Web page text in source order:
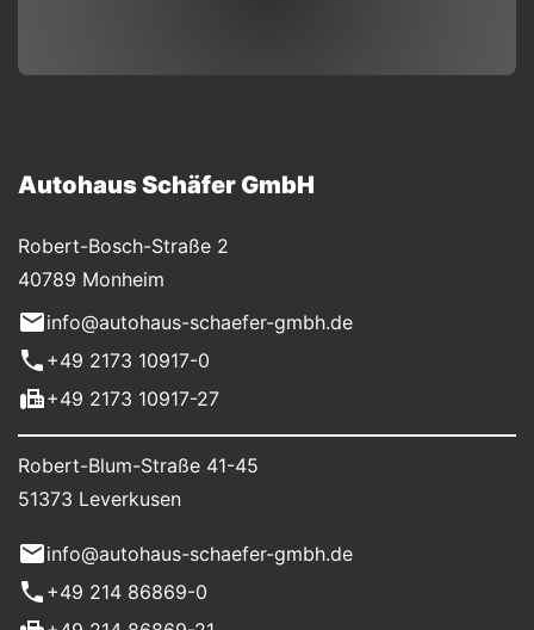
Autohaus Schäfer GmbH
Robert-Bosch-Straße 2
40789 Monheim
info@autohaus-schaefer-gmbh.de
+49 2173 10917-0
+49 2173 10917-27
Robert-Blum-Straße 41-45
51373 Leverkusen
info@autohaus-schaefer-gmbh.de
+49 214 86869-0